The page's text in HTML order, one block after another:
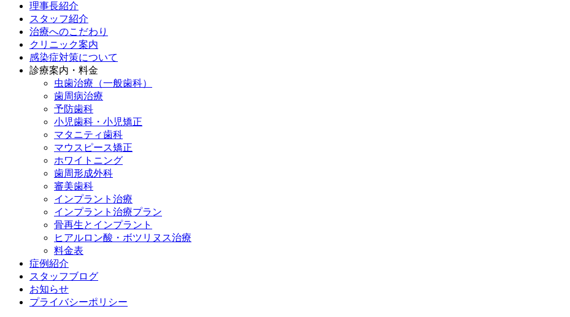
理事長紹介
スタッフ紹介
治療へのこだわり
クリニック案内
感染症対策について
診療案内・料金
虫歯治療（一般歯科）
歯周病治療
予防歯科
小児歯科・小児矯正
マタニティ歯科
マウスピース矯正
ホワイトニング
歯周形成外科
審美歯科
インプラント治療
インプラント治療プラン
骨再生とインプラント
ヒアルロン酸・ボツリヌス治療
料金表
症例紹介
スタッフブログ
お知らせ
プライバシーポリシー